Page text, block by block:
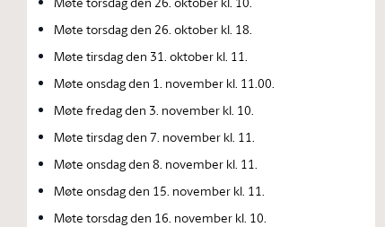
Møte torsdag den 26. oktober kl. 18.
Møte tirsdag den 31. oktober kl. 11.
Møte onsdag den 1. november kl. 11.00.
Møte fredag den 3. november kl. 10.
Møte tirsdag den 7. november kl. 11.
Møte onsdag den 8. november kl. 11.
Møte onsdag den 15. november kl. 11.
Møte torsdag den 16. november kl. 10.